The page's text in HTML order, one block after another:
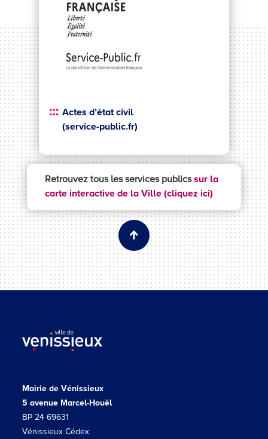
Actes d’état civil
(service-public.fr)
Retrouvez tous les services publicssurla
carte interactive de la Ville (cliquez ici)
Mairie de Vénissieux
5 avenue Marcel-Houël
BP 24 69631
Vénissieux Cédex